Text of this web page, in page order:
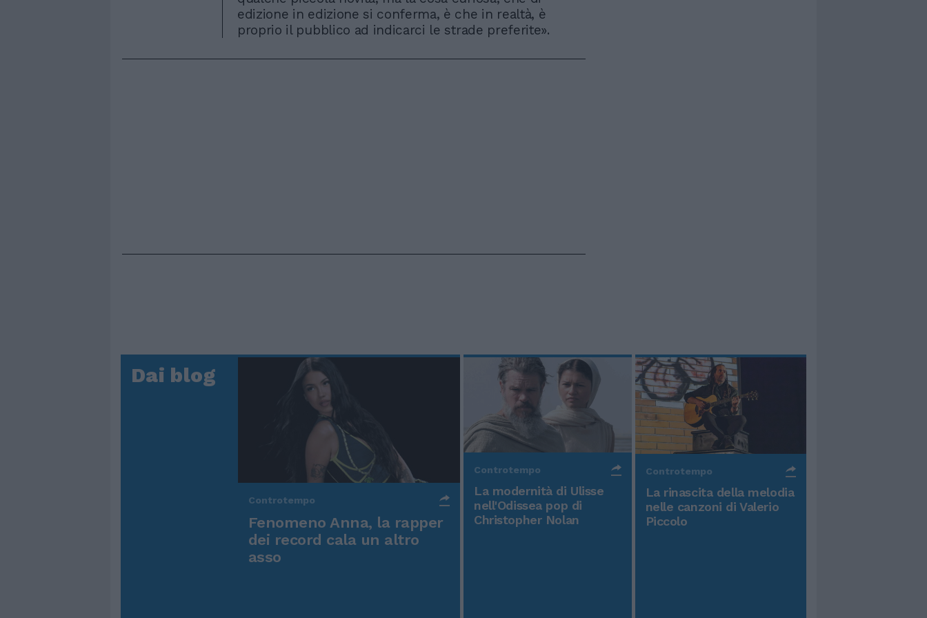
edizione in edizione si conferma, è che in realtà, è
proprio il pubblico ad indicarci le strade preferite».
Dai blog
Controtempo
Fenomeno Anna, la rapper
dei record cala un altro
asso
Controtempo
La modernità di Ulisse
nell'Odissea pop di
Christopher Nolan
Controtempo
La rinascita della melodia
nelle canzoni di Valerio
Piccolo